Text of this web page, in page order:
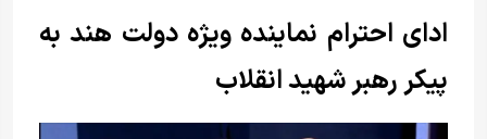
ادای احترام نماینده ویژه دولت هند به
پیکر رهبر شهید انقلاب